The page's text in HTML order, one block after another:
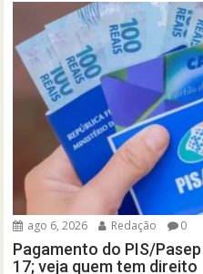
ago 6, 2026 Redação 0
Pagamento do PIS/
17; veja quem tem direito